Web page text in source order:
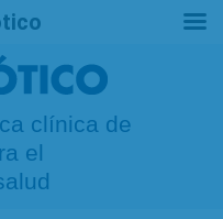
clínica de
el